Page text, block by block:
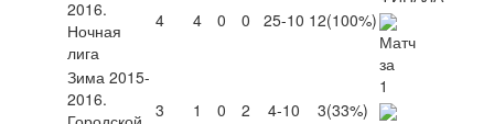
2016.
Ночная
лига
4 4 0 0 25-10 12(100%)
Зима 2015-
2016.
3 1 0 2 4-10 3(33%)